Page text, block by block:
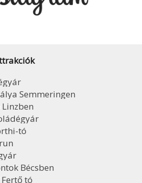
Semmeringen
tó
Bécsben
tó